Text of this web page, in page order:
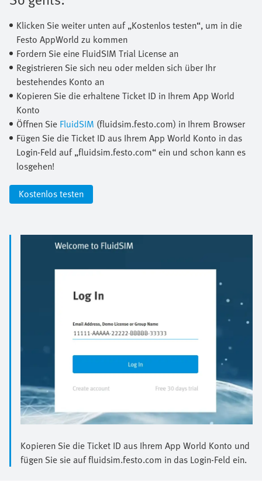
Klicken Sie weiter unten auf „Kostenlos testen“, um in die
Festo AppWorld zu kommen
Fordern Sie eine FluidSIM Trial License an
Registrieren Sie sich neu oder melden sich über Ihr
bestehendes Konto an
Kopieren Sie die erhaltene Ticket ID in Ihrem App World
Konto
Öffnen Sie FluidSIM (fluidsim.festo.com) in Ihrem Browser
Fügen Sie die Ticket ID aus Ihrem App World Konto in das
Login-Feld auf „fluidsim.festo.com“ ein und schon kann es
losgehen!
Kostenlos testen
Kopieren Sie die Ticket ID aus Ihrem App World Konto und
fügen Sie sie auf fluidsim.festo.com in das Login-Feld ein.